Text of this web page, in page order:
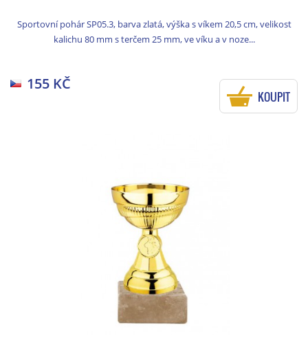
Sportovní pohár SP05.3, barva zlatá, výška s víkem 20,5 cm, velikost
kalichu 80 mm s terčem 25 mm, ve víku a v noze...
155 KČ
KOUPIT